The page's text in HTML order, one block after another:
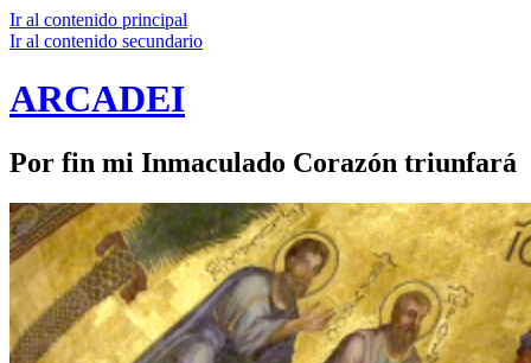
Ir al contenido principal
Ir al contenido secundario
ARCADEI
Por fin mi Inmaculado Corazón triunfará